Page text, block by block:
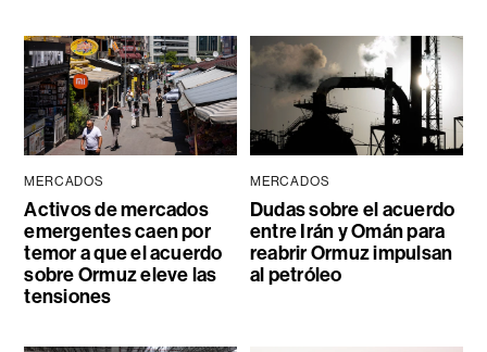
MERCADOS
Activos de mercados
emergentes caen por
temor a que el acuerdo
sobre Ormuz eleve las
tensiones
MERCADOS
Dudas sobre el acuerdo
entre Irán y Omán para
reabrir Ormuz impulsan
al petróleo